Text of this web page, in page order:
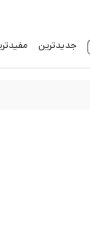
جدیدترین